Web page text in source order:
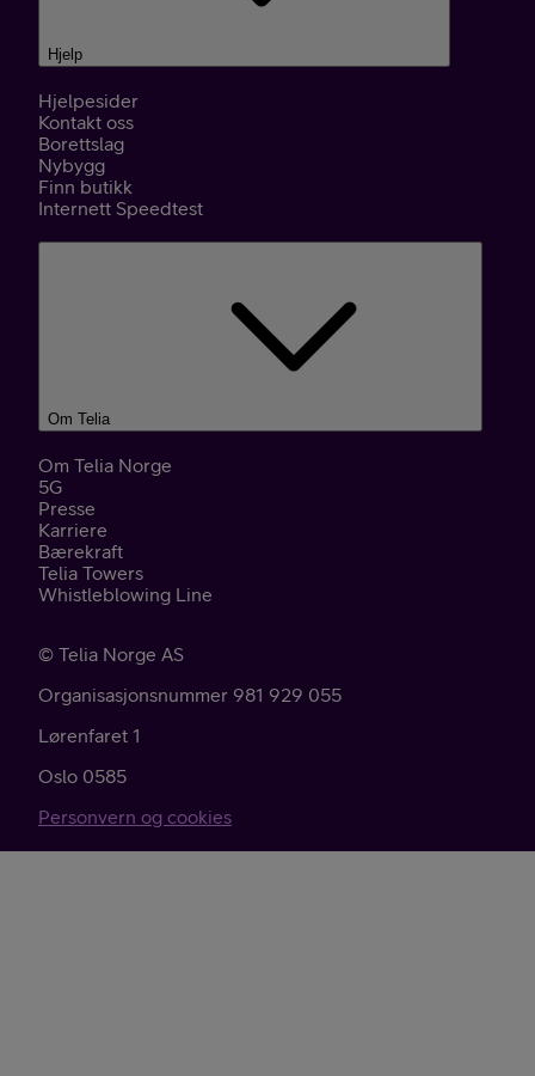
Hjelp
Hjelpesider
Kontakt oss
Borettslag
Nybygg
Finn butikk
Internett Speedtest
Om Telia
Om Telia Norge
5G
Presse
Karriere
Bærekraft
Telia Towers
Whistleblowing Line
© Telia Norge AS
Organisasjonsnummer 981 929 055
Lørenfaret 1
Oslo 0585
Personvern og cookies